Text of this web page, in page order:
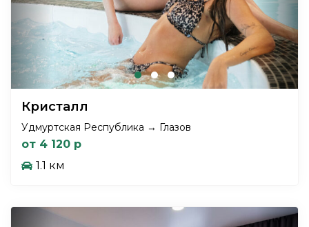
Кристалл
Удмуртская Республика → Глазов
от 4 120 р
1.1 км